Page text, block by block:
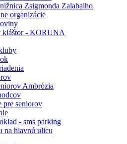
Zsigmonda Zalabaiho
organizácie
kláštor - KORUNA
Ambrózia
pre seniorov
- sms parking
na hlavnú ulicu